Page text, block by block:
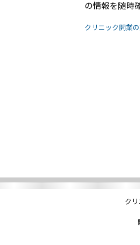
の情報を随時
クリニック開業
ク